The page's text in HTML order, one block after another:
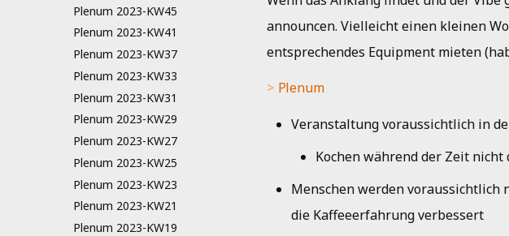
Plenum 2023-KW45
Plenum 2023-KW41
Plenum 2023-KW37
Plenum 2023-KW33
Plenum 2023-KW31
Plenum 2023-KW29
Plenum 2023-KW27
Plenum 2023-KW25
Plenum 2023-KW23
Plenum 2023-KW21
Plenum 2023-KW19
announcen. Vielleicht einen kleinen
entsprechendes Equipment mieten
Plenum
Veranstaltung voraussichtlich in
Kochen während der Zeit
Menschen werden voraussichtlich
die Kaffeeerfahrung verbessert